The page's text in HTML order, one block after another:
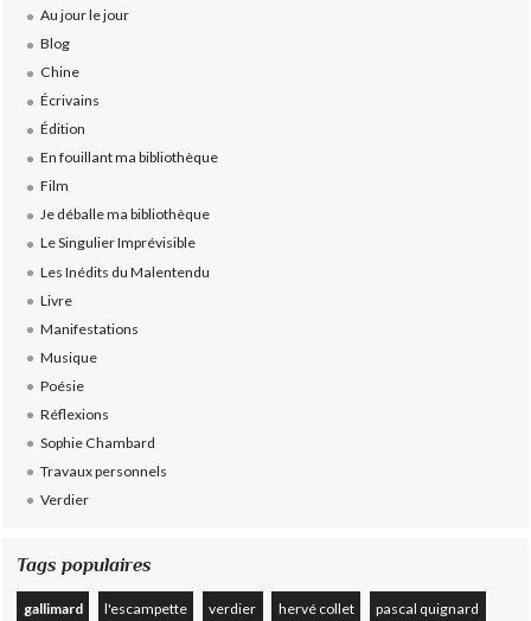
Au jour le jour
Blog
Chine
Écrivains
Édition
En fouillant ma bibliothèque
Film
Je déballe ma bibliothèque
Le Singulier Imprévisible
Les Inédits du Malentendu
Livre
Manifestations
Musique
Poésie
Réflexions
Sophie Chambard
Travaux personnels
Verdier
Tags populaires
gallimard l'escampette verdier hervé collet pascal quignard